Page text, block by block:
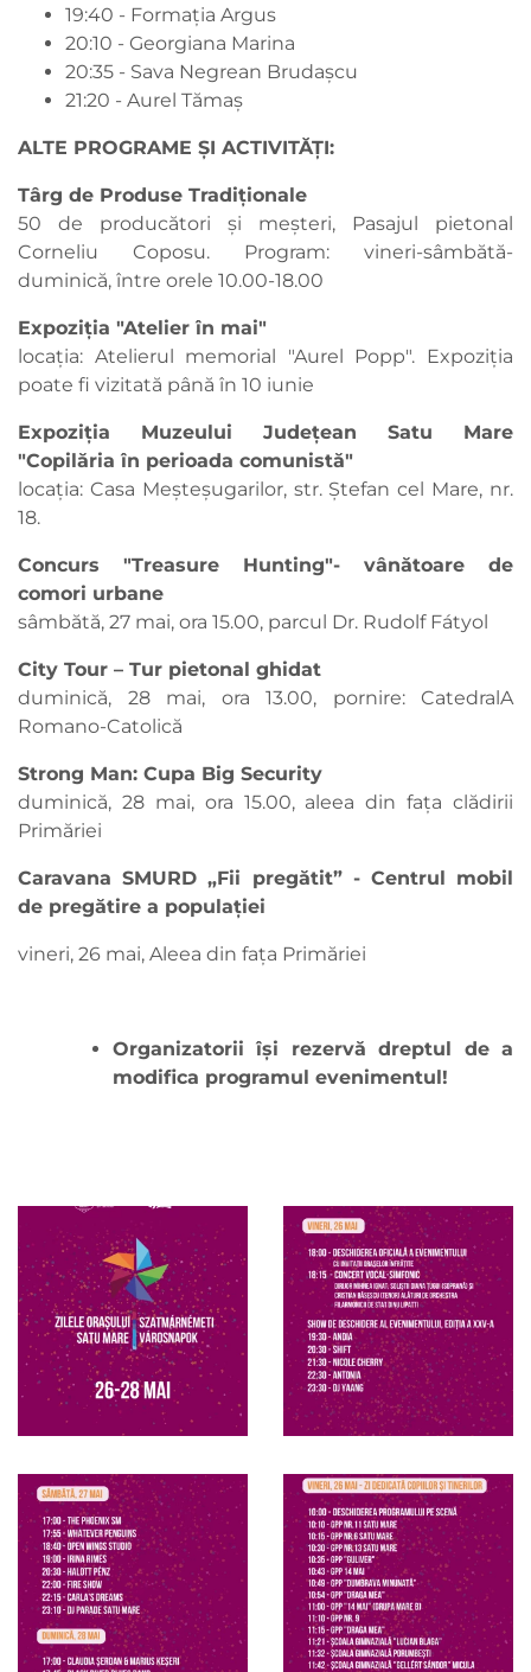
19:40 - Formația Argus
20:10 - Georgiana Marina
20:35 - Sava Negrean Brudașcu
21:20 - Aurel Tămaș
ALTE PROGRAME ȘI ACTIVITĂȚI:
Târg de Produse Tradiționale
50 de producători și meșteri, Pasajul pietonal
Corneliu Coposu. Program: vineri-sâmbătă-
duminică, între orele 10.00-18.00
Expoziția "Atelier în mai"
locația: Atelierul memorial "Aurel Popp". Expoziția
poate fi vizitată până în 10 iunie
Expoziția Muzeului Județean Satu Mare
"Copilăria în perioada comunistă"
locația: Casa Meșteșugarilor, str. Ștefan cel Mare, nr.
18.
Concurs "Treasure Hunting"- vânătoare de
comori urbane
sâmbătă, 27 mai, ora 15.00, parcul Dr. Rudolf Fátyol
City Tour – Tur pietonal ghidat
duminică, 28 mai, ora 13.00, pornire: CatedralA
Romano-Catolică
Strong Man: Cupa Big Security
duminică, 28 mai, ora 15.00, aleea din fața clădirii
Primăriei
Caravana SMURD „Fii pregătit” - Centrul mobil
de pregătire a populației
vineri, 26 mai, Aleea din fața Primăriei
Organizatorii își rezervă dreptul de a
modifica programul evenimentul!